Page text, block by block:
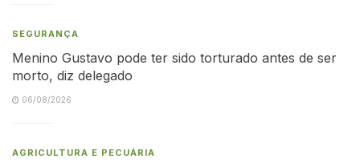
SEGURANÇA
Menino Gustavo pode ter sido torturado antes de ser
morto, diz delegado
06/08/2026
AGRICULTURA E PECUÁRIA